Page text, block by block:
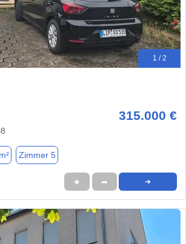
1 / 2
315.000 €
Zimmer 5
★ ➦ ➜